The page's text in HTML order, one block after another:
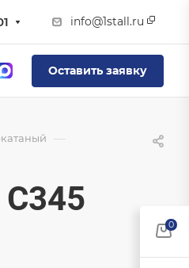
info@1stall.ru
Оставить заявку
—
0